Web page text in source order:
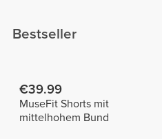
Bestseller
€39.99
MuseFit Shorts mit
mittelhohem Bund